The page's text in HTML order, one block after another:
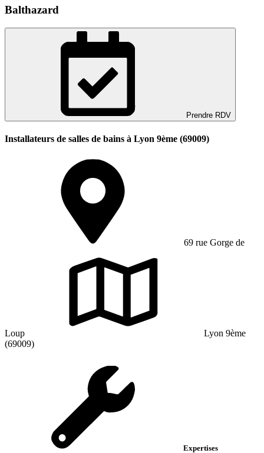
Balthazard
Prendre RDV
Installateurs de salles de bains à Lyon 9ème (69009)
69 rue Gorge de
Loup
Lyon 9ème
(69009)
Expertises